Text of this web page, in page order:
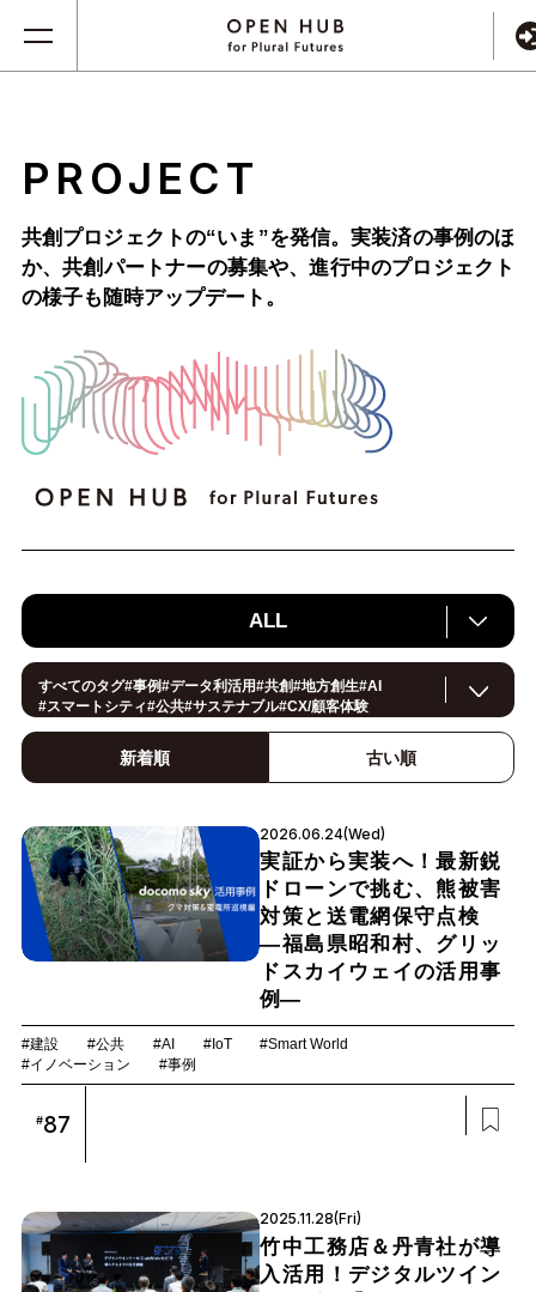
PROJECT
共創プロジェクトの“いま”を発信。実装済の事例のほ
か、共創パートナーの募集や、進行中のプロジェクト
の様子も随時アップデート。
ALL
すべてのタグ#事例#データ利活用#共創#地方創生#AI
#スマートシティ#公共#サステナブル#CX/顧客体験
イノベーション#IoT
スマートファクトリー
スマートライフ
ロボティクス
#デジタルツイン
新着順 古い順
2026.06.24(Wed)
実証から実装へ！最新鋭
ドローンで挑む、熊被害
対策と送電網保守点検
―福島県昭和村、グリッ
ドスカイウェイの活用事
例―
#建設 #公共 #AI #IoT
#Smart World
#イノベーション
#事例
#87
2025.11.28(Fri)
竹中工務店＆丹青社が導
入活用！デジタルツイン